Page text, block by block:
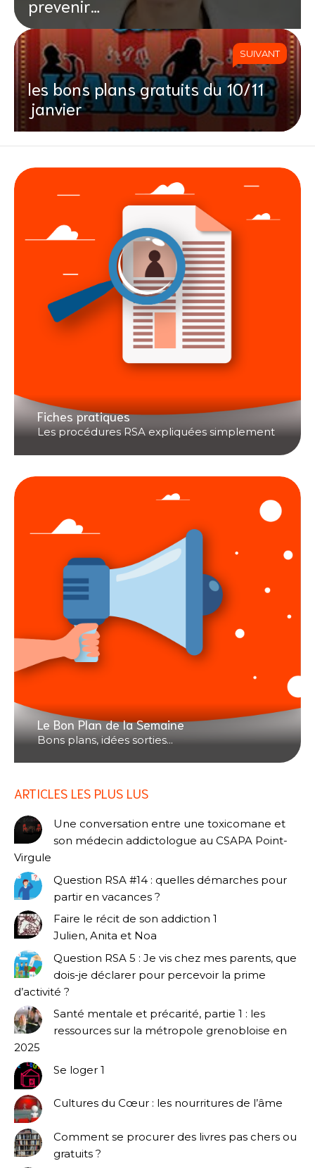
prevenir…
SUIVANT
les bons plans gratuits du 10/11
janvier
Fiches pratiques
Les procédures RSA expliquées simplement
Le Bon Plan de la Semaine
Bons plans, idées sorties...
ARTICLES LES PLUS LUS
Une conversation entre une toxicomane et
son médecin addictologue au CSAPA Point-
Virgule
Question RSA #14 : quelles démarches pour
partir en vacances ?
Faire le récit de son addiction 1
Julien, Anita et Noa
Question RSA 5 : Je vis chez mes parents, que
dois-je déclarer pour percevoir la prime
d’activité ?
Santé mentale et précarité, partie 1 : les
ressources sur la métropole grenobloise en
2025
Se loger 1
Cultures du Cœur : les nourritures de l’âme
Comment se procurer des livres pas chers ou
gratuits ?